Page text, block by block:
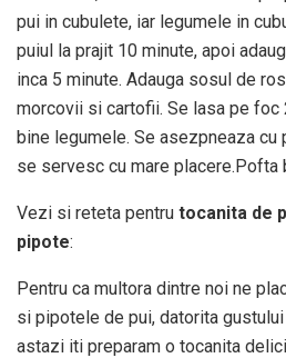
pui in cubulete, iar legumele in
puiul la prajit 10 minute, apoi
inca 5 minute. Adauga sosul de
morcovii si cartofii. Se lasa pe foc
bine legumele. Se asezpneaza cu
se servesc cu mare placere.Pofta
Vezi si reteta pentru tocanita de
pipote:
Pentru ca multora dintre noi ne
si pipotele de pui, datorita
astazi iti preparam o tocanita